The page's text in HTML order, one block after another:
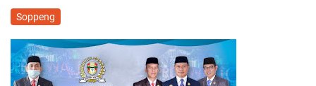
Soppeng